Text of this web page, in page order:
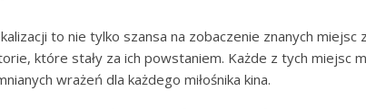
to nie tylko szansa na zobaczenie znanych miejsc
które stały za ich powstaniem. Każde z tych miejsc
wrażeń dla każdego miłośnika kina.